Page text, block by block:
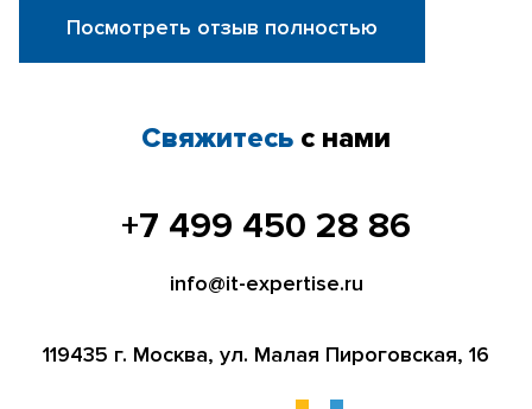
Посмотреть отзыв полностью
Свяжитесь с нами
+7 499 450 28 86
info@it-expertise.ru
119435 г. Москва, ул. Малая Пироговская, 16